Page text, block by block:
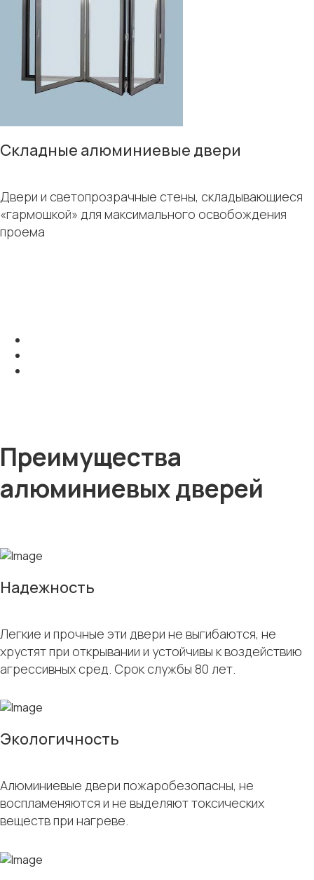
Складные алюминиевые двери
Двери и светопрозрачные стены, складывающиеся
«гармошкой» для максимального освобождения
проема
Преимущества
алюминиевых дверей
Надежность
Легкие и прочные эти двери не выгибаются, не
хрустят при открывании и устойчивы к воздействию
агрессивных сред. Срок службы 80 лет.
Экологичность
Алюминиевые двери пожаробезопасны, не
воспламеняются и не выделяют токсических
веществ при нагреве.